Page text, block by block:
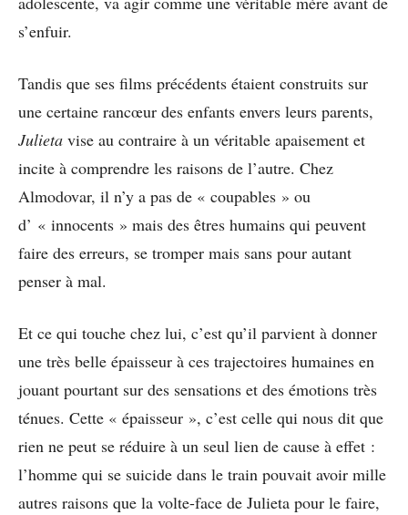
s’enfuir.
Tandis que ses films précédents étaient construits sur
une certaine rancœur des enfants envers leurs parents,
Julieta vise au contraire à un véritable apaisement et
incite à comprendre les raisons de l’autre. Chez
Almodovar, il n’y a pas de « coupables » ou
d’ « innocents » mais des êtres humains qui peuvent
faire des erreurs, se tromper mais sans pour autant
penser à mal.
Et ce qui touche chez lui, c’est qu’il parvient à donner
une très belle épaisseur à ces trajectoires humaines en
jouant pourtant sur des sensations et des émotions très
ténues. Cette « épaisseur », c’est celle qui nous dit que
rien ne peut se réduire à un seul lien de cause à effet :
l’homme qui se suicide dans le train pouvait avoir mille
autres raisons que la volte-face de Julieta pour le faire,